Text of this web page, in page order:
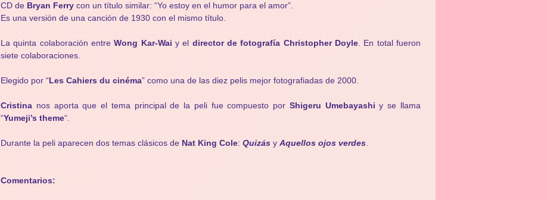
CD de Bryan Ferry con un título similar: “Yo estoy en el humor para el amor”.
Es una versión de una canción de 1930 con el mismo título.
La quinta colaboración entreWong Kar-Wai y el director de fotografía Christopher Doyle . En total fueron
siete colaboraciones.
Elegido por “Les Cahiers du cinéma” como una de las diez pelis mejor fotografiadas de 2000.
Cristina nos aporta que el tema principal de la peli fue compuesto por Shigeru Umebayashi y se llama
“Yumeji’s theme“.
Durante la peli aparecen dos temas clásicos de Nat King Cole: Quizás y Aquellos ojos verdes
Comentarios: